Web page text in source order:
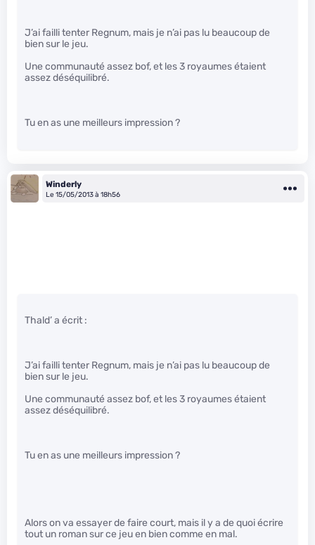
J’ai failli tenter Regnum, mais je n’ai pas lu beaucoup de
bien sur le jeu.
Une communauté assez bof, et les 3 royaumes étaient
assez déséquilibré.
Tu en as une meilleurs impression ?
Winderly
Le 15/05/2013 à 18h56
Thald’ a écrit :
J’ai failli tenter Regnum, mais je n’ai pas lu beaucoup de
bien sur le jeu.
Une communauté assez bof, et les 3 royaumes étaient
assez déséquilibré.
Tu en as une meilleurs impression ?
Alors on va essayer de faire court, mais il y a de quoi écrire
tout un roman sur ce jeu en bien comme en mal.